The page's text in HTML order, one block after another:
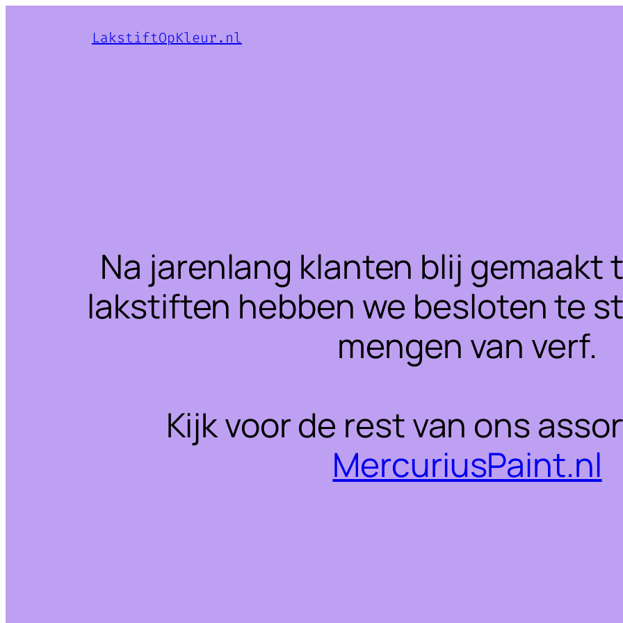
LakstiftOpKleur.nl
Na jarenlang klanten blij gemaakt
lakstiften hebben we besloten te
mengen van verf.
Kijk voor de rest van ons
MercuriusPaint.nl